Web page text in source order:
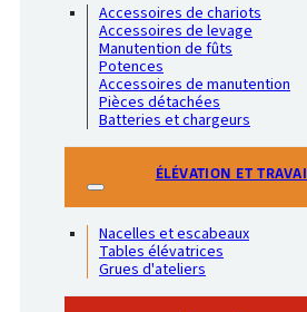
Accessoires de chariots
Accessoires de levage
Manutention de fûts
Potences
Accessoires de manutention
Pièces détachées
Batteries et chargeurs
ÉLÉVATION ET
Nacelles et escabeaux
Tables élévatrices
Grues d'ateliers